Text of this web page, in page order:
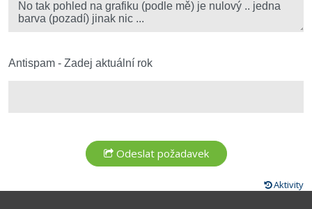
Fórum
Kybernetická bezpečnost
Antispam - Zadej aktuální rok
Aktivity